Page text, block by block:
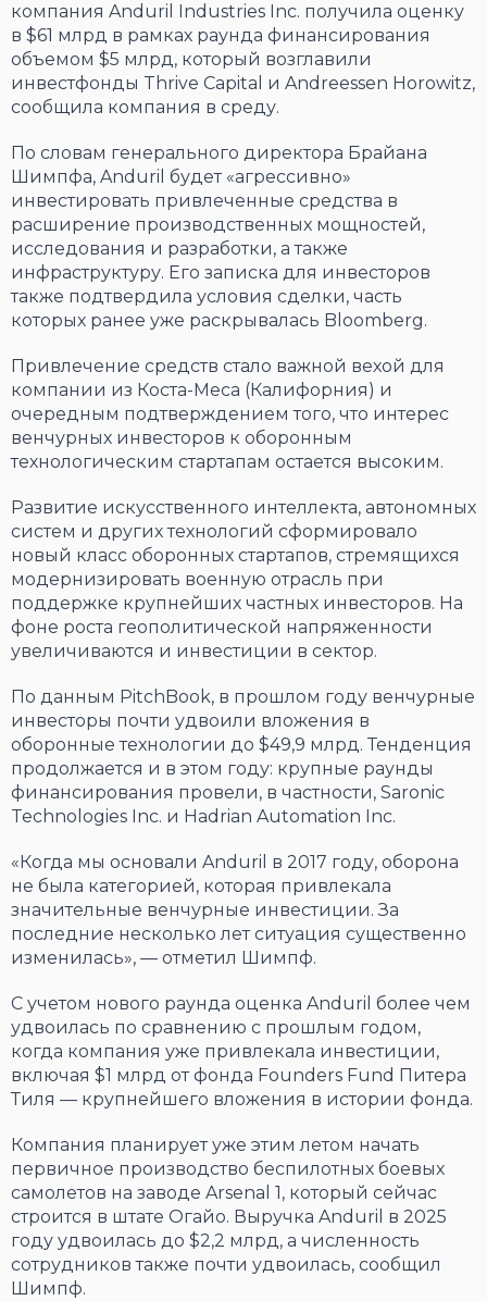
компания Anduril Industries Inc. получила оценку
в $61 млрд в рамках раунда финансирования
объемом $5 млрд, который возглавили
инвестфонды Thrive Capital и Andreessen Horowitz,
сообщила компания в среду.
По словам генерального директора Брайана
Шимпфа, Anduril будет «агрессивно»
инвестировать привлеченные средства в
расширение производственных мощностей,
исследования и разработки, а также
инфраструктуру. Его записка для инвесторов
также подтвердила условия сделки, часть
которых ранее уже раскрывалась Bloomberg.
Привлечение средств стало важной вехой для
компании из Коста-Меса (Калифорния) и
очередным подтверждением того, что интерес
венчурных инвесторов к оборонным
технологическим стартапам остается высоким.
Развитие искусственного интеллекта, автономных
систем и других технологий сформировало
новый класс оборонных стартапов, стремящихся
модернизировать военную отрасль при
поддержке крупнейших частных инвесторов. На
фоне роста геополитической напряженности
увеличиваются и инвестиции в сектор.
По данным PitchBook, в прошлом году венчурные
инвесторы почти удвоили вложения в
оборонные технологии до $49,9 млрд. Тенденция
продолжается и в этом году: крупные раунды
финансирования провели, в частности, Saronic
Technologies Inc. и Hadrian Automation Inc.
«Когда мы основали Anduril в 2017 году, оборона
не была категорией, которая привлекала
значительные венчурные инвестиции. За
последние несколько лет ситуация существенно
изменилась», — отметил Шимпф.
С учетом нового раунда оценка Anduril более чем
удвоилась по сравнению с прошлым годом,
когда компания уже привлекала инвестиции,
включая $1 млрд от фонда Founders Fund Питера
Тиля — крупнейшего вложения в истории фонда.
Компания планирует уже этим летом начать
первичное производство беспилотных боевых
самолетов на заводе Arsenal 1, который сейчас
строится в штате Огайо. Выручка Anduril в 2025
году удвоилась до $2,2 млрд, а численность
сотрудников также почти удвоилась, сообщил
Шимпф.